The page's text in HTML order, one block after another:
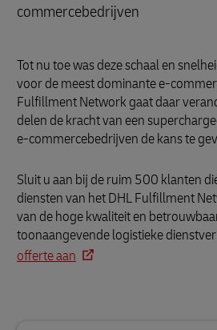
commercebedrijven
Tot nu toe was deze schaal en
voor de meest dominante e-
Fulfillment Network gaat daar
delen de kracht van een
e-commercebedrijven de kans te
Sluit u aan bij de ruim 500 klanten
diensten van het DHL Fulfillment
van de hoge kwaliteit en
toonaangevende logistieke
offerte aan